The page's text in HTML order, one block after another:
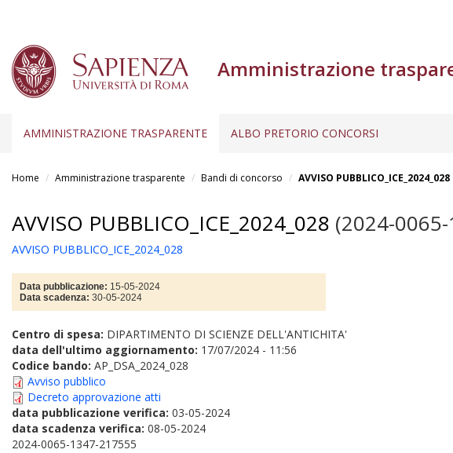
Amministrazione
AMMINISTRAZIONE TRASPARENTE ALBO PRETORIO CONCORSI
Home Amministrazione trasparente Bandi di concorso AVVISO PUBBLICO_ICE_2024_028
AVVISO PUBBLICO_ICE_2024_028 (2024-
AVVISO PUBBLICO_ICE_2024_028
Data pubblicazione: 15-05-2024
Data scadenza: 30-05-2024
Centro di spesa: DIPARTIMENTO DI SCIENZE DELL'ANTICHITA'
data dell'ultimo aggiornamento: 17/07/2024 - 11:56
Codice bando: AP_DSA_2024_028
Avviso pubblico
Decreto approvazione atti
data pubblicazione verifica: 03-05-2024
data scadenza verifica: 08-05-2024
2024-0065-1347-217555